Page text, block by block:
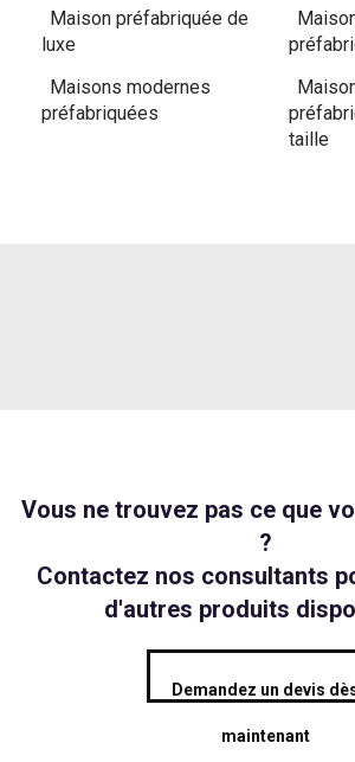
Maison préfabriquée de
luxe
Maisons modernes
préfabriquées
taille
Vous ne trouvez pas ce que
?
Contactez nos consultants
d'autres produits
Demandez un devis
maintenant